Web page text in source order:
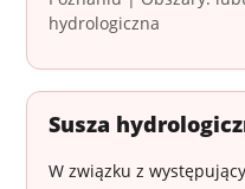
hydrologiczna
Susza
W związku z